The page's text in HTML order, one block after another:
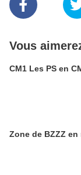
Vous
CM1 Les PS en
Zone de BZZZ en